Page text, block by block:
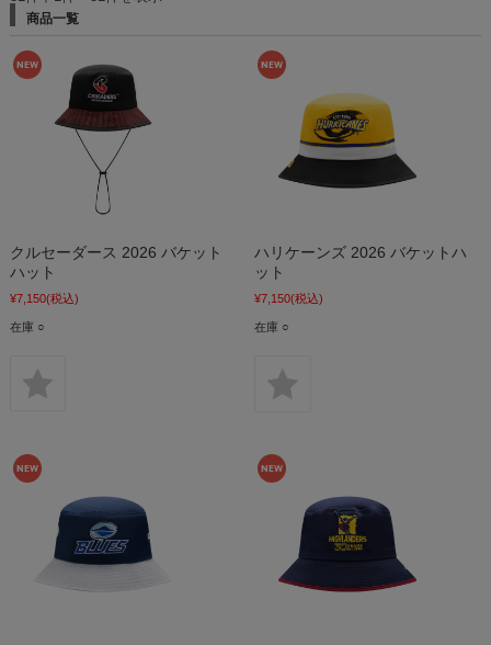
商品一覧
クルセーダース 2026 バケット
ハット
¥7,150(税込)
在庫 ○
ハリケーンズ 2026 バケットハ
ット
¥7,150(税込)
在庫 ○